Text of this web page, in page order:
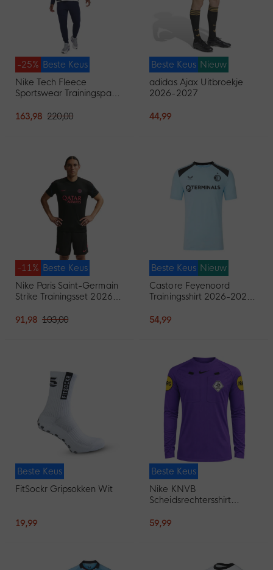
Beste Keus
-25%
Nike Tech Fleece
Sportswear Trainingspak
163,98 220,00
Beste Keus Nieuw
adidas Ajax Uitbroekje
2026-2027
44,99
Beste Keus
-11%
Nike Paris Saint-Germain
Strike Trainingsset 2026-
Donkerblauw
91,98 103,00
Beste Keus Nieuw
Castore Feyenoord
Trainingsshirt 2026-2027
54,99
Beste Keus
FitSockr Gripsokken Wit
19,99
Beste Keus
Nike KNVB
Scheidsrechtersshirt
Mouwen Paars Zwart
59,99